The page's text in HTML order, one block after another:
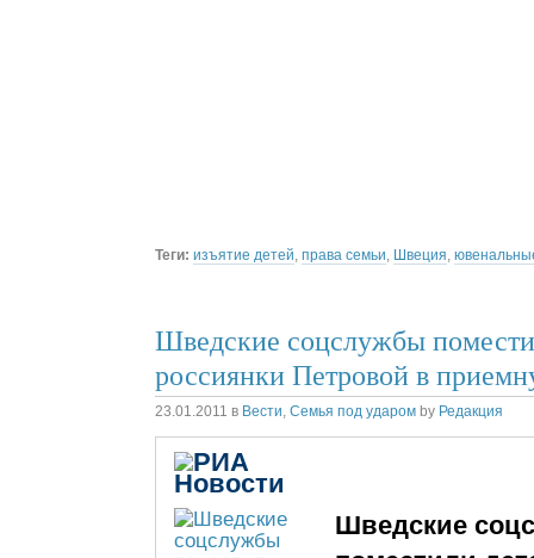
Теги: изъятие детей права семьи Швеция
Шведские соцслужбы
россиянки Петровой в
23.01.2011 в Вести Семья под ударом by Редакция
Шведские